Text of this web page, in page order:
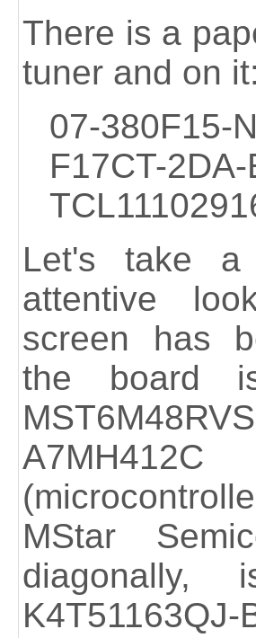
There is a
tuner and on
07-380F15-
F17CT-2DA-
Let's take a
attentive
screen has
the board
MStar
diagonally,